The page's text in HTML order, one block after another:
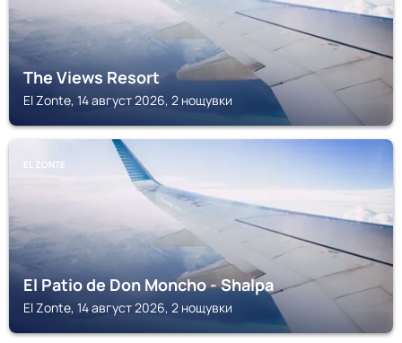
The Views Resort
El Zonte, 14 август 2026, 2 нощувки
EL ZONTE
El Patio de Don Moncho - Shalpa
El Zonte, 14 август 2026, 2 нощувки